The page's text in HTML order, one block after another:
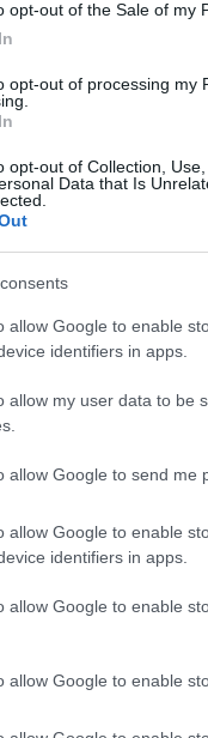
opt-out of the Sale of my
opt-out of processing my
opt-out of Collection,
Data that Is
allow Google to enable
identifiers in apps.
allow my user data to be
allow Google to send me
allow Google to enable
identifiers in apps.
allow Google to enable
allow Google to enable
Α1 ΑΝΔΡΩΝ 02/04/2021
Διπλό…
Φοίνικα
Ο Ολυμπιακός πέρασε
επόμενα 5 ματς για να
Διπλό πρόκρισης
του Μαρκόπουλου
του επαναληπτικού
Α1 ΑΝΔΡΩΝ 24/03/2021